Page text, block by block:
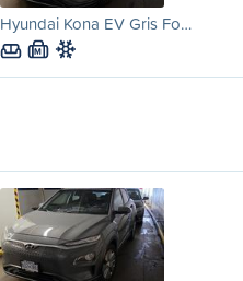
Hyundai Kona EV Gris Fo…
M